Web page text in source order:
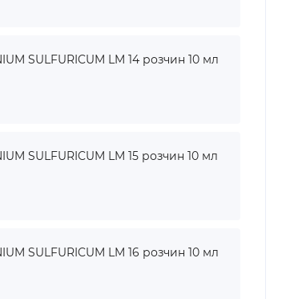
SULFURICUM LM 14 розчин 10 мл
SULFURICUM LM 15 розчин 10 мл
SULFURICUM LM 16 розчин 10 мл